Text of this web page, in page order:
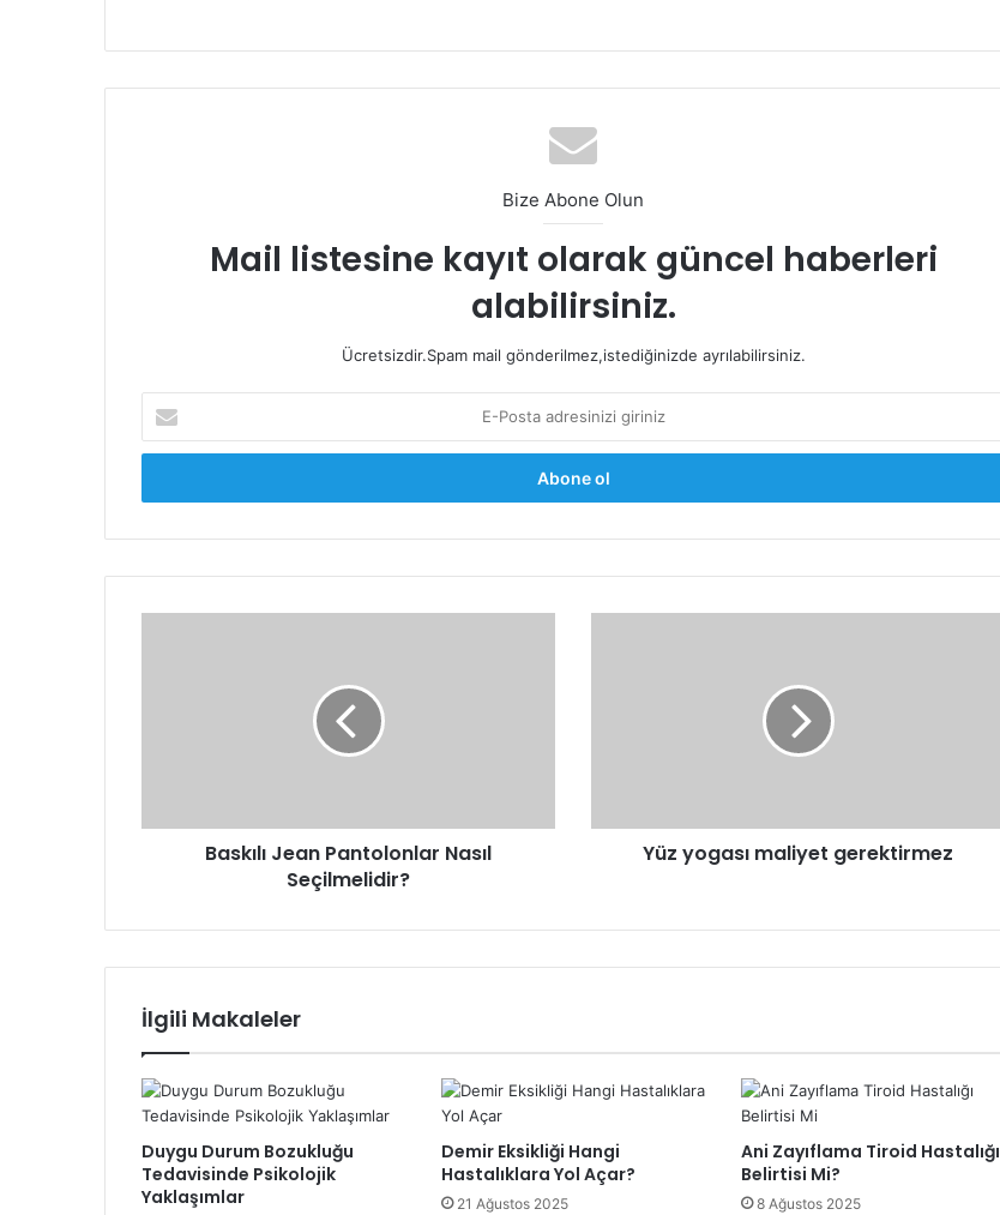
Bize Abone Olun
Mail listesine kayıt olarak güncel haberleri
alabilirsiniz.
Ücretsizdir.Spam mail gönderilmez,istediğinizde ayrılabilirsiniz.
Posta
adresinizi
Baskılı Jean Pantolonlar Nasıl
Seçilmelidir?
Yüz yogası maliyet gerektirmez
İlgili Makaleler
Duygu Durum Bozukluğu
Tedavisinde Psikolojik
Yaklaşımlar
Demir Eksikliği Hangi
Hastalıklara Yol Açar?
21 Ağustos 2025
Ani Zayıflama Tiroid Hastalığı
Belirtisi Mi?
8 Ağustos 2025